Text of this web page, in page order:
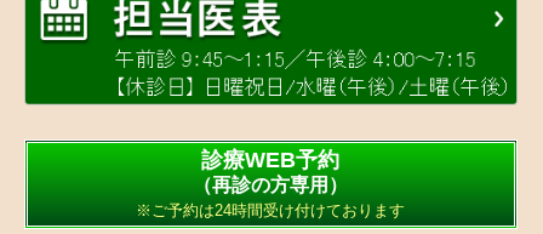
診療WEB予約
（再診の方専用）
※ご予約は24時間受け付けております